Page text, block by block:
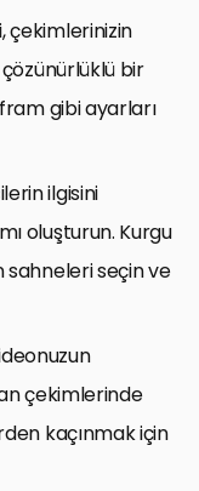
çekimlerinizin
bir
gibi ayarları
ilgisini
oluşturun. Kurgu
sahneleri seçin ve
çekimlerinde
kaçınmak için